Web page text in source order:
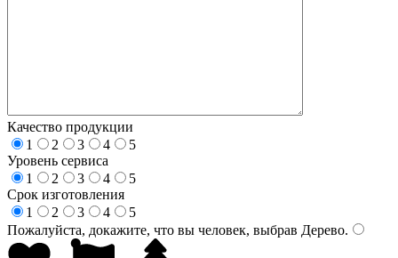
Качество продукции
1
2 3 4
5
Уровень сервиса
1
2 3 4
5
Срок изготовления
1
2 3 4
5
Пожалуйста, докажите, что вы человек, выбрав Дерево.